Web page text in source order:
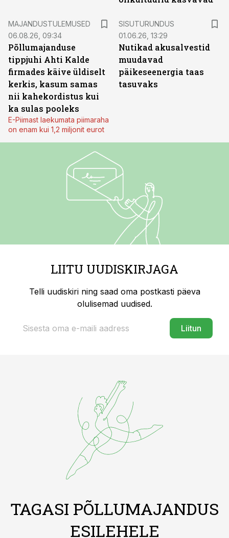
MAJANDUSTULEMUSED
06.08.26, 09:34
Põllumajanduse
tippjuhi Ahti Kalde
firmades käive üldiselt
kerkis, kasum samas
nii kahekordistus kui
ka sulas pooleks
E-Piimast laekumata piimaraha
on enam kui 1,2 miljonit eurot
SISUTURUNDUS
01.06.26, 13:29
Nutikad akusalvestid
muudavad
päikeseenergia taas
tasuvaks
LIITU UUDISKIRJAGA
Telli uudiskiri ning saad oma postkasti päeva
olulisemad uudised.
Liitun
TAGASI PÕLLUMAJANDUS
ESILEHELE